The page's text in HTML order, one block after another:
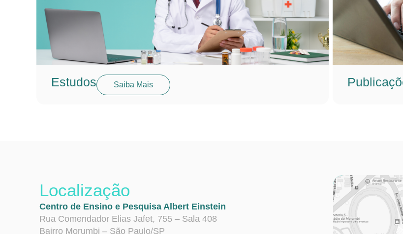
Estudos Saiba Mais
Localização
Centro de Ensino e Pesquisa Albert Einstein
Rua Comendador Elias Jafet, 755 – Sala 408
Bairro Morumbi – São Paulo/SP